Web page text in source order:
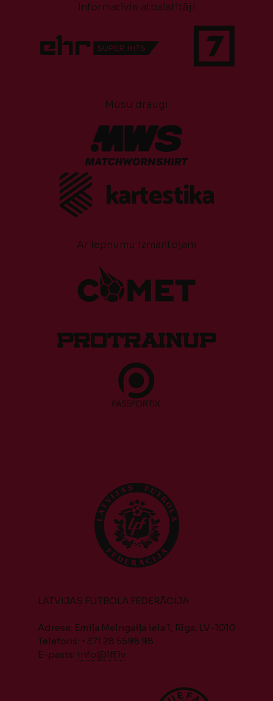
Informatīvie atbalstītāji
Mūsu draugi
Ar lepnumu izmantojam
LATVIJAS FUTBOLA FEDERĀCIJA
Adrese: Emiļa Melngaiļa iela 1, Rīga, LV-1010
Telefons: +371 28 5598 98
E-pasts: info@lff.lv